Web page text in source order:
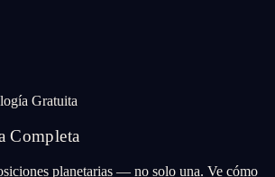
Gratuita
Completa
planetarias — no solo una. Ve cómo